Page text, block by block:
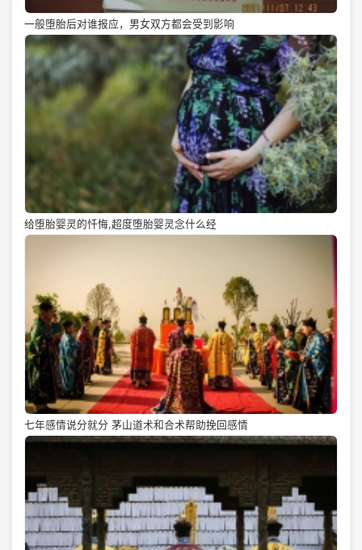
一般堕胎后对谁报应，男女双方都会受到影响
给堕胎婴灵的忏悔,超度堕胎婴灵念什么经
七年感情说分就分 茅山道术和合术帮助挽回感情